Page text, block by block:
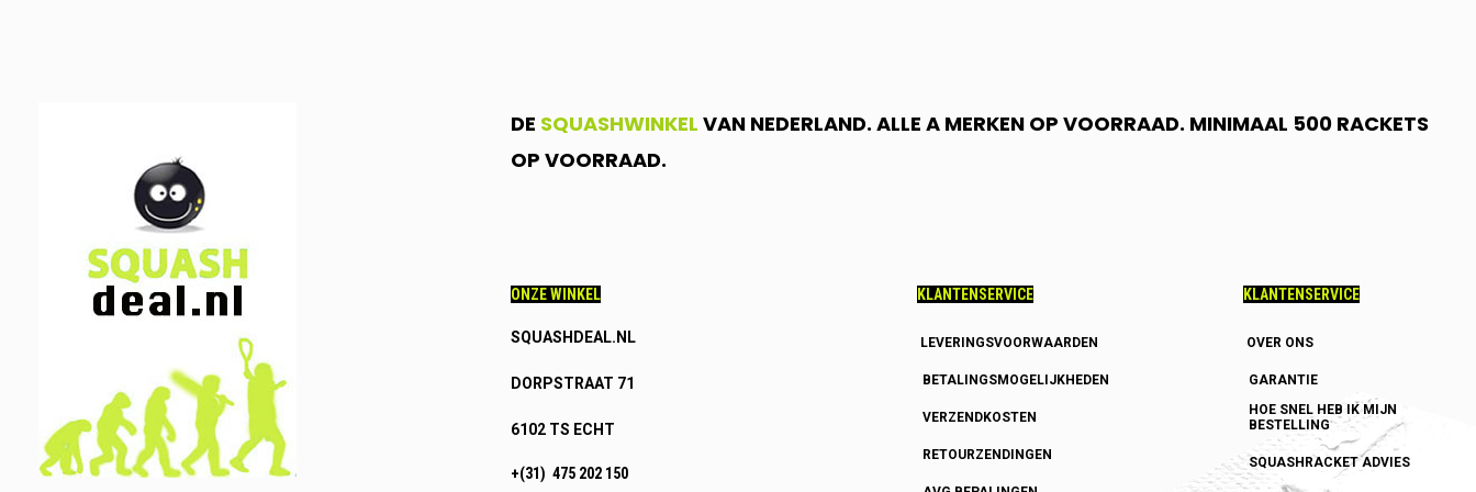
DE SQUASHWINKEL VAN NEDERLAND. ALLE A MERKEN OP VOORRAAD. MINIMAAL 500 RACKETS
OP VOORRAAD.
ONZE WINKEL
SQUASHDEAL.NL
DORPSTRAAT 71
6102 TS ECHT
+(31) 475 202 150
KLANTENSERVICE
LEVERINGSVOORWAARDEN
BETALINGSMOGELIJKHEDEN
VERZENDKOSTEN
RETOURZENDINGEN
KLANTENSERVICE
OVER ONS
GARANTIE
HOE SNEL HEB IK MIJN
BESTELLING
SQUASHRACKET ADVIES